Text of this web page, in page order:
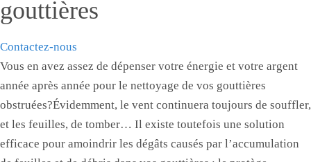
gouttières
Contactez-nous
Vous en avez assez de dépenser votre énergie et votre argent
année après année pour le nettoyage de vos gouttières
obstruées?Évidemment, le vent continuera toujours de souffler,
et les feuilles, de tomber… Il existe toutefois une solution
efficace pour amoindrir les dégâts causés par l’accumulation